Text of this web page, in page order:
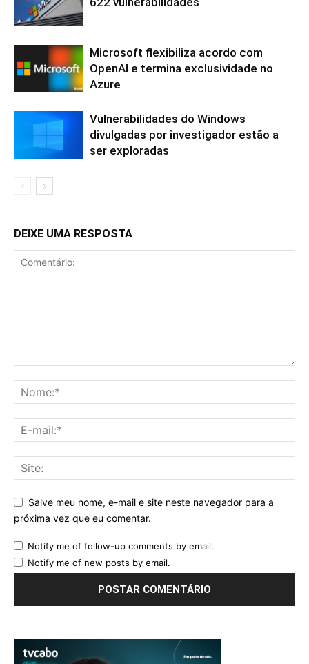
Microsoft flexibiliza acordo com
OpenAI e termina exclusividade no
Azure
Vulnerabilidades do Windows
divulgadas por investigador estão a
ser exploradas
DEIXE UMA RESPOSTA
Salve meu nome, e-mail e site neste navegador para a
próxima vez que eu comentar.
Notify me of follow-up comments by email.
Notify me of new posts by email.